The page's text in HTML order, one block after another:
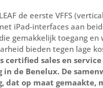
de eerste VFFS
iPad-interfaces aan
gemakkelijk toegang en
bieden tegen lage
certified sales en
in de Benelux. De
dat op maat gemaakte,